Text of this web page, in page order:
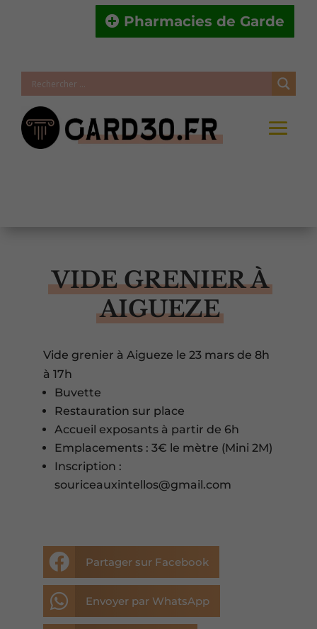
Pharmacies de Garde
VIDE GRENIER À
AIGUEZE
Vide grenier à Aigueze le 23 mars de 8h
à 17h
Buvette
Restauration sur place
Accueil exposants à partir de 6h
Emplacements : 3€ le mètre (Mini 2M)
Inscription :
souriceauxintellos@gmail.com
 Partager sur Facebook
 Envoyer par WhatsApp